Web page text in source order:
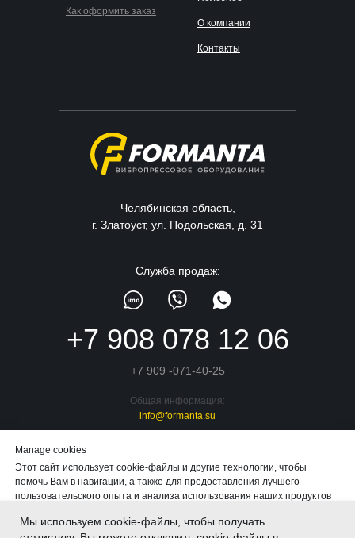
Manage cookies
Этот сайт использует cookie-файлы и другие технологии, чтобы
помочь Вам в навигации, а также для предоставления лучшего
пользовательского опыта и анализа использования наших продуктов
Как оформить заказ
О компании
Контакты
Челябинская область,
г. Златоуст, ул. Подольская, д. 31
Служба продаж:
+7 908 078 12 06
+7 909 -071-40-25
Общая информация:
info@formanta.su
Конструкторское бюро:
kb.formanta@mail.ru
Мы используем cookie-файлы, чтобы получать